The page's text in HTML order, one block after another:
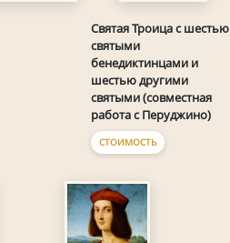
Святая Троица с шестью
святыми
бенедиктинцами и
шестью другими
святыми (совместная
работа с Перуджино)
СТОИМОСТЬ